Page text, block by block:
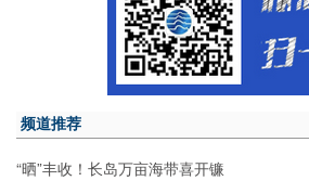
频道推荐
“晒”丰收！长岛万亩海带喜开镰